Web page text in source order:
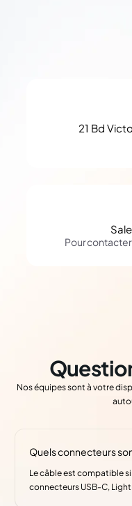
21 Bd
Pour
Nos équipes sont à votre
Quels connecteurs
Le câble est compatible
connecteurs USB-C,